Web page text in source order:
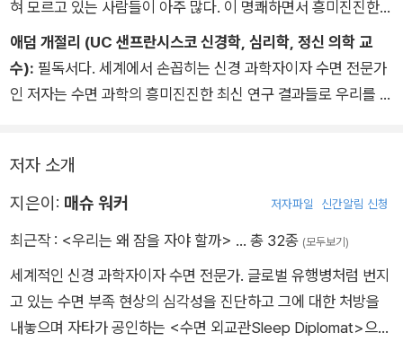
한 영향을 미친다.
알코올에 취한 잠은 연속적이지 않으며, 그리하여 회복시키는 잠
이아니다. 유감스럽게도 당사자는 밤에 이렇게 여러 번 깨곤 했다
는사실을 거의 알아차리지 못한다. 기억하지 못하기 때문이다. 그
서 어떤 일들이 동시에 나타난다면, 그 관계를 주목하기를.
둘째, 알코올은 우리가 알고 있는 가장 강력한 렘수면 억제제 중
하나다. 몸이 알코올을 대사할 때 알데히드와 케톤이라는 화학 물
다. 심장 정지의 대뇌판이라고 할 수 있다. 꿈잠을 일으키는 역할
을 하는고동치는 뇌파를 차단한다. 오후나 저녁에 술을 적당량 마
신다고 해도, 꿈잠은 사라진다.
혀 모르고 있는 사람들이 아주 많다. 이 명쾌하면서 흥미진진한
책에서, 저자는 이 오래된 수수께끼를 빠르게 규명하고 있는 새로
운 과학을 설명한다. 책장을 넘기다 보면 잠잘 시간을 잊을 만치
묘한 기쁨을 안겨 주는 책이다.
애덤 개절리 (UC 샌프란시스코 신경학, 심리학, 정신 의학 교
수): 필독서다. 세계에서 손꼽히는 신경 과학자이자 수면 전문가
인 저자는 수면 과학의 흥미진진한 최신 연구 결과들로 우리를 안
는지를 탐색한다. 이 책에는 우리가 살아가는 방식을 바꿀 수도
있는 깨달음이 담겨 있다. 눈을 뗄 수 없을 만치 잘 쓰여 있으면서
려울 것이다.
저자 소개
지은이: 매슈 워커 저자파일 신간알림 신청
최근작 : <우리는 왜 잠을 자야 할까> … 총 32종 (모두보기)
세계적인 신경 과학자이자 수면 전문가. 글로벌 유행병처럼 번지
고 있는 수면 부족 현상의 심각성을 진단하고 그에 대한 처방을
내놓으며 자타가 공인하는 <수면 외교관Sleep Diplomat>으로